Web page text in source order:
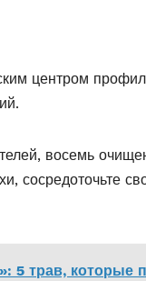
центром
восемь
сосредоточьте
5 трав, которые